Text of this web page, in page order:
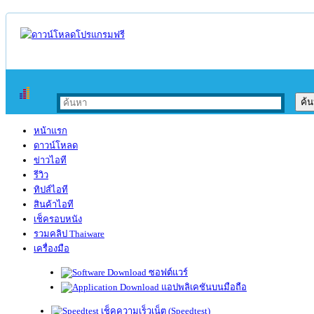
หน้าแรก
ดาวน์โหลด
ข่าวไอที
รีวิว
ทิปส์ไอที
สินค้าไอที
เช็ครอบหนัง
รวมคลิป Thaiware
เครื่องมือ
ซอฟต์แวร์
แอปพลิเคชันบนมือถือ
เช็คความเร็วเน็ต (Speedtest)